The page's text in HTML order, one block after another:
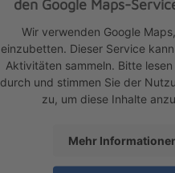
den Google Maps-
Wir verwenden Google
einzubetten. Dieser Service
Aktivitäten sammeln. Bitte
durch und stimmen Sie der
zu, um diese Inhalte
Mehr